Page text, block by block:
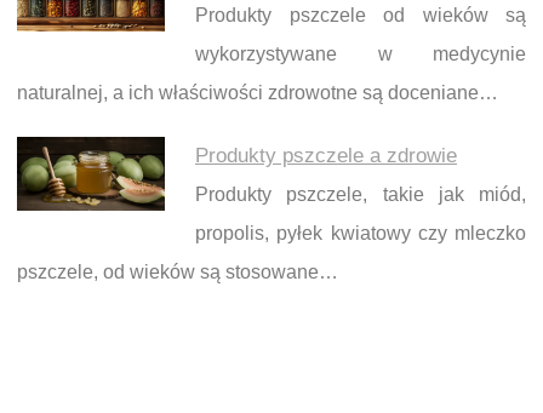
Produkty pszczele od wieków są
wykorzystywane w medycynie
naturalnej, a ich właściwości zdrowotne są doceniane…
Produkty pszczele a zdrowie
Produkty pszczele, takie jak miód,
propolis, pyłek kwiatowy czy mleczko
pszczele, od wieków są stosowane…